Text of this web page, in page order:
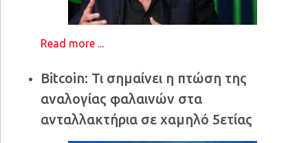
Read more ...
Bitcoin: Τι σημαίνει η πτώση της
αναλογίας φαλαινών στα
ανταλλακτήρια σε χαμηλό 5ετίας